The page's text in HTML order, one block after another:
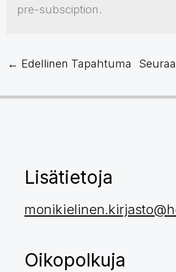
pre-subsciption.
← Edellinen Tapahtuma
Lisätietoja
Oikopolkuja